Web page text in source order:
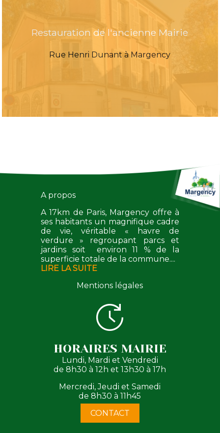
Restauration de l'ancienne Mairie
Rue Henri Dunant à Margency
A propos
A 17km de Paris, Margency offre à
ses habitants un magnifique cadre
de vie, véritable « havre de
verdure » regroupant parcs et
jardins soit environ 11 % de la
superficie totale de la commune....
LIRE LA SUITE
Mentions légales
HORAIRES MAIRIE
Lundi, Mardi et Vendredi
de 8h30 à 12h et 13h30 à 17h
Mercredi, Jeudi et Samedi
de 8h30 à 11h45
CONTACT